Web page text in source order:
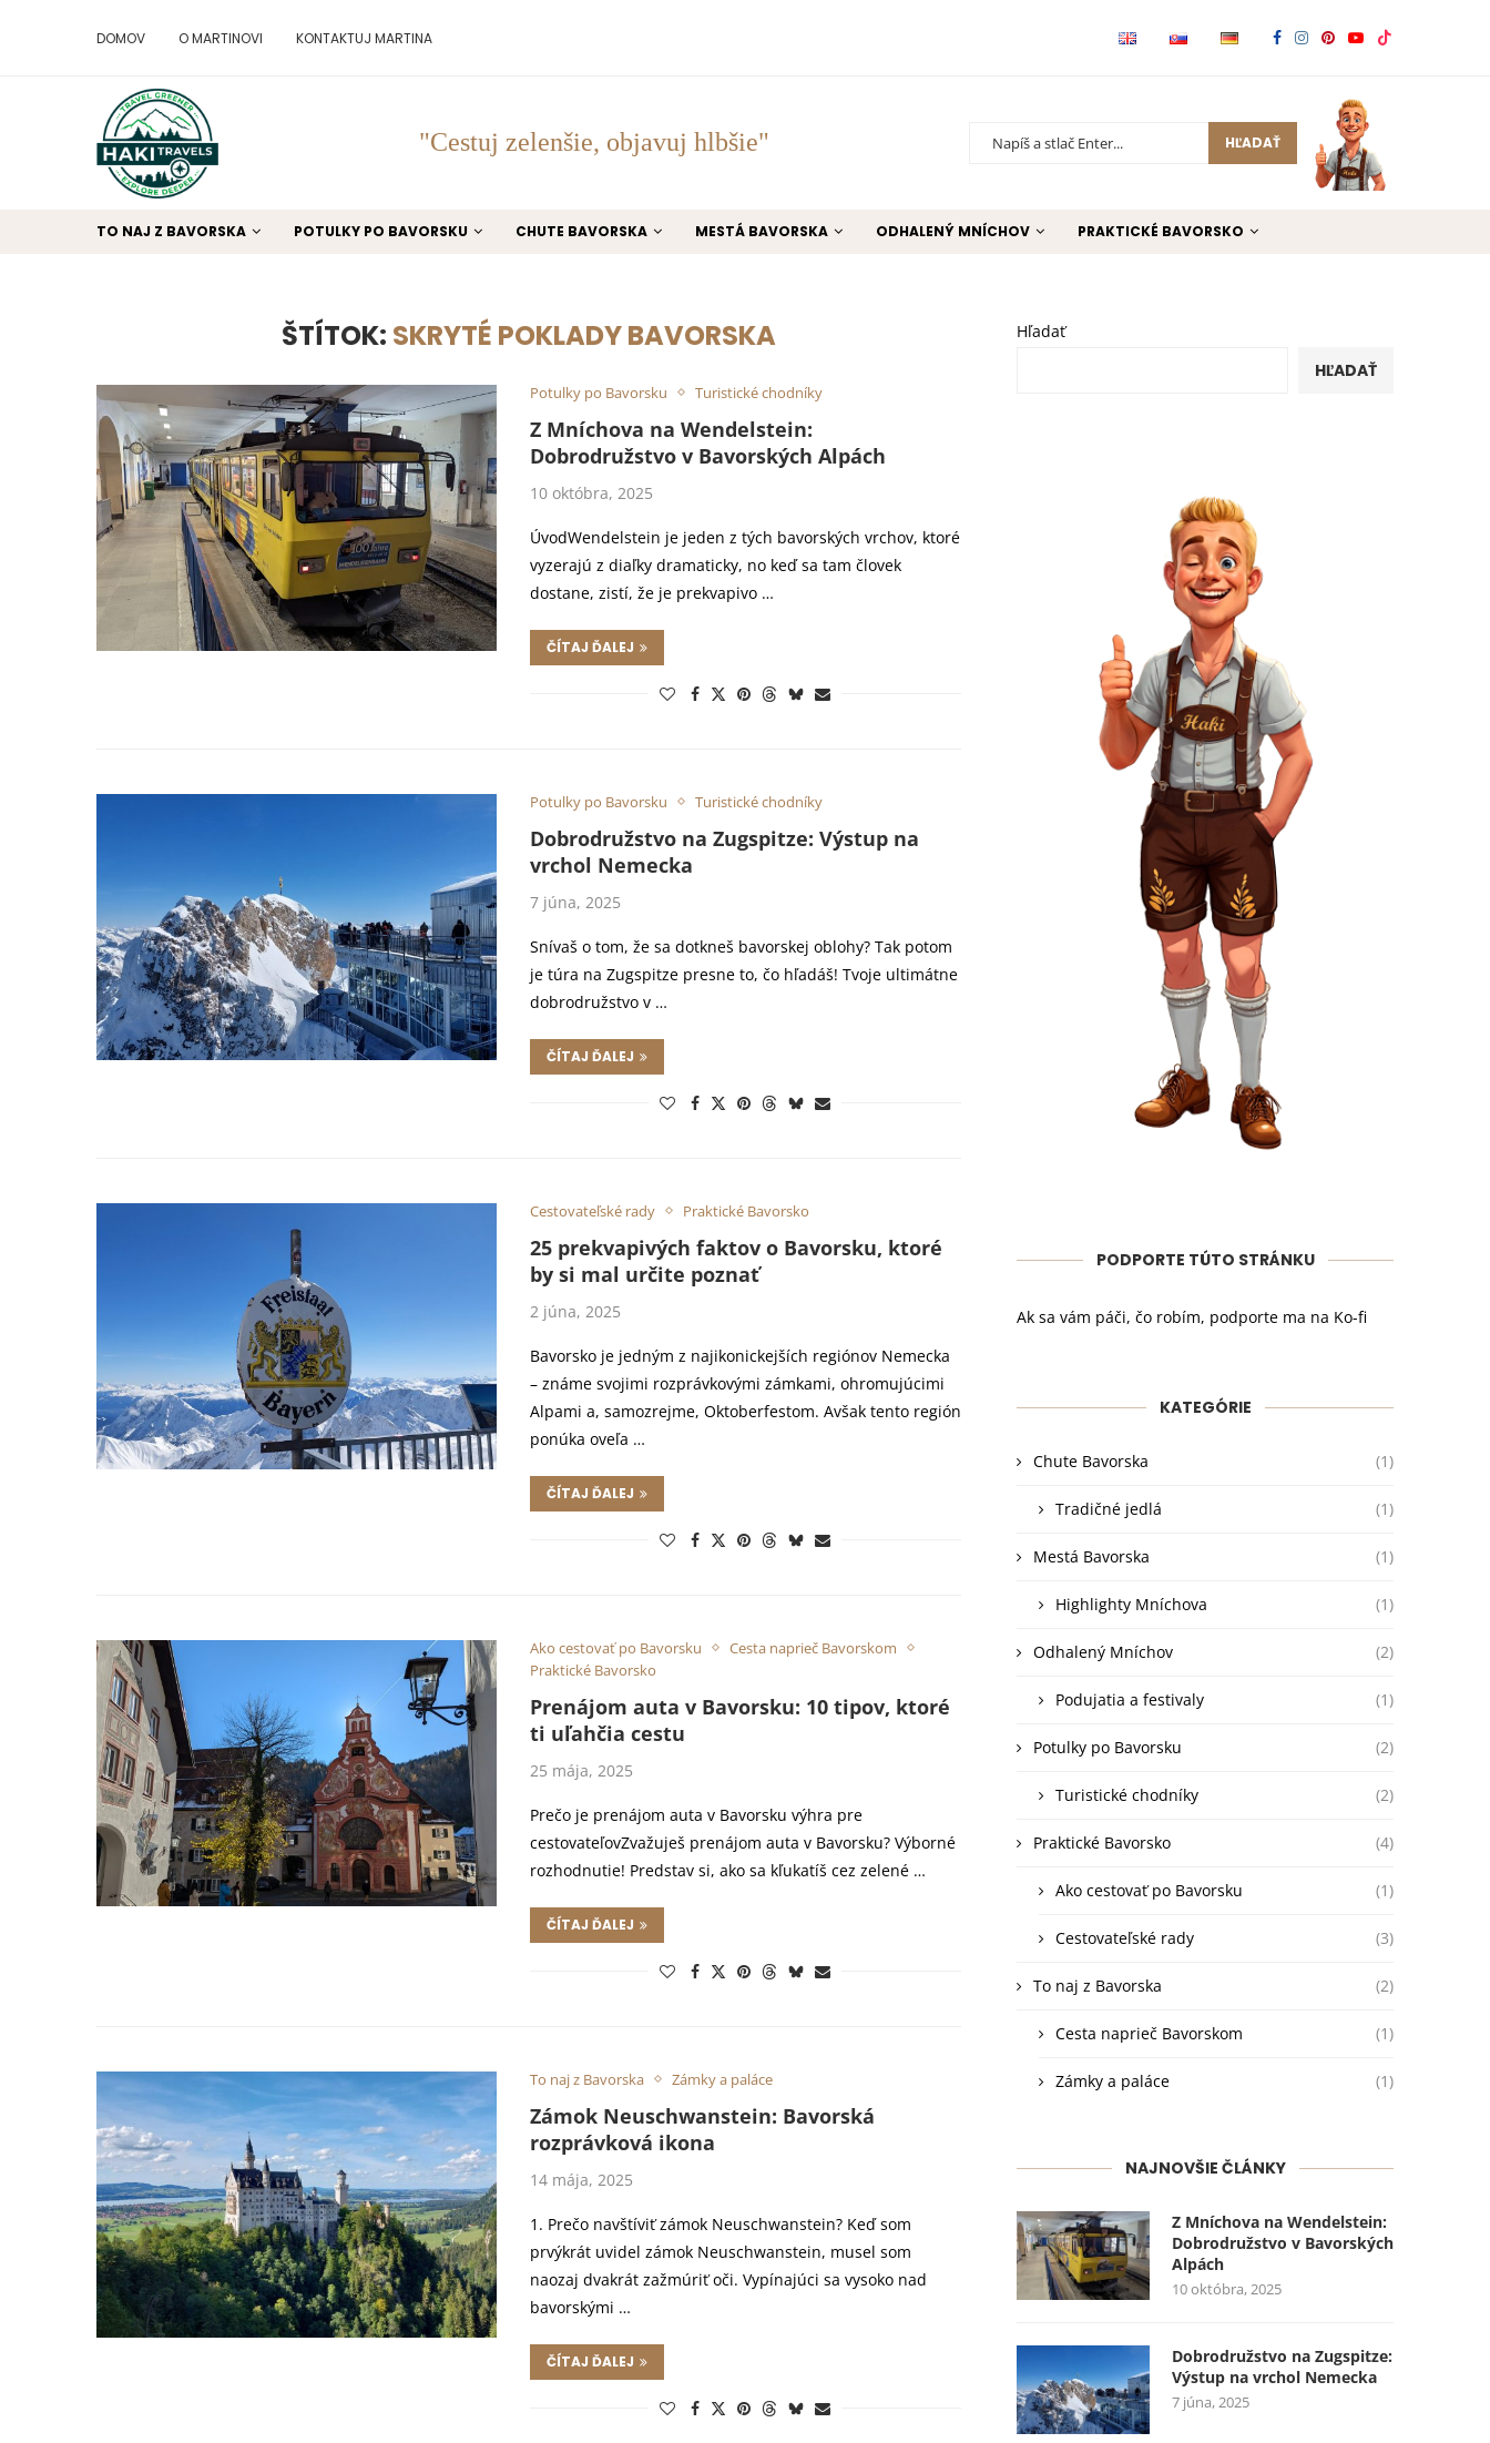
DOMOV O MARTINOVI KONTAKTUJ MARTINA
"Cestuj zelenšie, objavuj hlbšie" HĽADAŤ
TO NAJ Z BAVORSKA POTULKY PO BAVORSKU CHUTE BAVORSKA MESTÁ BAVORSKA ODHALENÝ MNÍCHOV PRAKTICKÉ BAVORSKO
ŠTÍTOK: SKRYTÉ POKLADY BAVORSKA
Potulky po Bavorsku Turistické chodníky
Z Mníchova na Wendelstein:
Dobrodružstvo v Bavorských Alpách
10 októbra, 2025
ÚvodWendelstein je jeden z tých bavorských vrchov, ktoré
vyzerajú z diaľky dramaticky, no keď sa tam človek
dostane, zistí, že je prekvapivo …
ČÍTAJ ĎALEJ
Potulky po Bavorsku Turistické chodníky
Dobrodružstvo na Zugspitze: Výstup na
vrchol Nemecka
7 júna, 2025
Snívaš o tom, že sa dotkneš bavorskej oblohy? Tak potom
je túra na Zugspitze presne to, čo hľadáš! Tvoje ultimátne
dobrodružstvo v …
ČÍTAJ ĎALEJ
Cestovateľské rady Praktické Bavorsko
25 prekvapivých faktov o Bavorsku, ktoré
by si mal určite poznať
2 júna, 2025
Bavorsko je jedným z najikonickejších regiónov Nemecka
– známe svojimi rozprávkovými zámkami, ohromujúcimi
Alpami a, samozrejme, Oktoberfestom. Avšak tento región
ponúka oveľa …
ČÍTAJ ĎALEJ
Ako cestovať po Bavorsku
Cesta naprieč Bavorskom
Praktické Bavorsko
Prenájom auta v Bavorsku: 10 tipov, ktoré
ti uľahčia cestu
25 mája, 2025
Prečo je prenájom auta v Bavorsku výhra pre
cestovateľovZvažuješ prenájom auta v Bavorsku? Výborné
rozhodnutie! Predstav si, ako sa kľukatíš cez zelené …
ČÍTAJ ĎALEJ
To naj z Bavorska Zámky a paláce
Zámok Neuschwanstein: Bavorská
rozprávková ikona
14 mája, 2025
1. Prečo navštíviť zámok Neuschwanstein? Keď som
prvýkrát uvidel zámok Neuschwanstein, musel som
naozaj dvakrát zažmúriť oči. Vypínajúci sa vysoko nad
bavorskými …
ČÍTAJ ĎALEJ
Hľadať
HĽADAŤ
PODPORTE TÚTO STRÁNKU
Ak sa vám páči, čo robím, podporte ma na Ko-fi
KATEGÓRIE
Chute Bavorska (1)
Tradičné jedlá (1)
Mestá Bavorska (1)
Highlighty Mníchova (1)
Odhalený Mníchov (2)
Podujatia a festivaly (1)
Potulky po Bavorsku (2)
Turistické chodníky (2)
Praktické Bavorsko (4)
Ako cestovať po Bavorsku (1)
Cestovateľské rady (3)
To naj z Bavorska (2)
Cesta naprieč Bavorskom (1)
Zámky a paláce (1)
NAJNOVŠIE ČLÁNKY
Z Mníchova na Wendelstein:
Dobrodružstvo v Bavorských
Alpách
10 októbra, 2025
Dobrodružstvo na Zugspitze:
Výstup na vrchol Nemecka
7 júna, 2025